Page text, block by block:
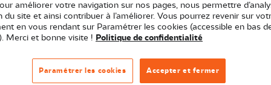
Franche-Comté Permanence Point d'observation
ont été recensées sur cette réserve gérée par la LPO
à proximité du parking vous permettront
améliorer votre navigation sur nos pages, nous permettre
du site et ainsi contribuer à l’améliorer. Vous pourrez revenir sur
en vous rendant sur Paramétrer les cookies (accessible en bas
Merci et bonne visite ! Politique de confidentialité
Accepter et fermer
Paramétrer les cookies